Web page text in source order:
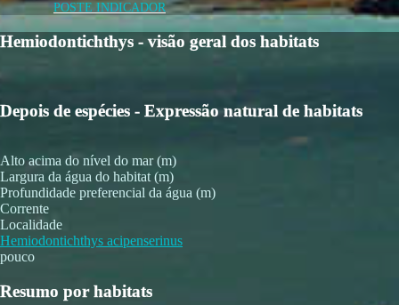
POSTE INDICADOR
Hemiodontichthys - visão geral dos habitats
Depois de espécies - Expressão natural de habitats
Alto acima do nível do mar (m)
Largura da água do habitat (m)
Profundidade preferencial da água (m)
Corrente
Localidade
Hemiodontichthys acipenserinus
pouco
Resumo por habitats